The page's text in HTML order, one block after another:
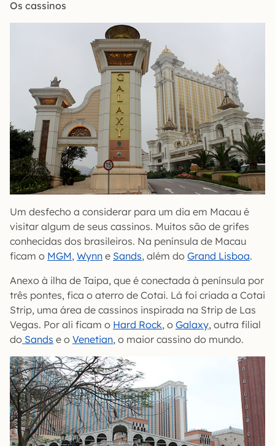
Os cassinos
Um desfecho a considerar para um dia em Macau é
visitar algum de seus cassinos. Muitos são de grifes
conhecidas dos brasileiros. Na península de Macau
ficam o MGM, Wynn e Sands, além do Grand Lisboa.
Anexo à ilha de Taipa, que é conectada à península por
três pontes, fica o aterro de Cotai. Lá foi criada a Cotai
Strip, uma área de cassinos inspirada na Strip de Las
Vegas. Por ali ficam o Hard Rock, o Galaxy, outra filial
do Sands e o Venetian, o maior cassino do mundo.